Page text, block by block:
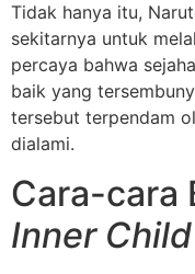
Tidak hanya itu,
sekitarnya untuk
percaya bahwa
baik yang
tersebut terpendam
dialami.
Cara-cara
Inner Child